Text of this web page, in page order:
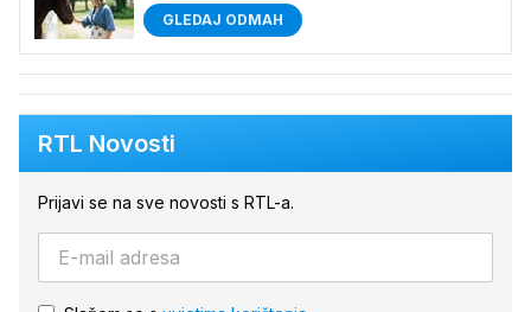
GLEDAJ ODMAH
RTL Novosti
Prijavi se na sve novosti s RTL-a.